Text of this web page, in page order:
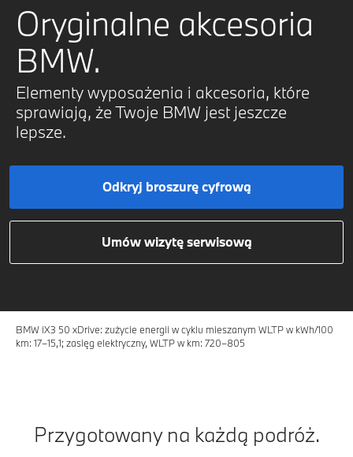
Oryginalne akcesoria
BMW.
Elementy wyposażenia i akcesoria, które
sprawiają, że Twoje BMW jest jeszcze
lepsze.
Odkryj broszurę cyfrową
Umów wizytę serwisową
BMW iX3 50 xDrive: zużycie energii w cyklu mieszanym WLTP w kWh/100
km: 17–15,1; zasięg elektryczny, WLTP w km: 720–805
Przygotowany na każdą podróż.